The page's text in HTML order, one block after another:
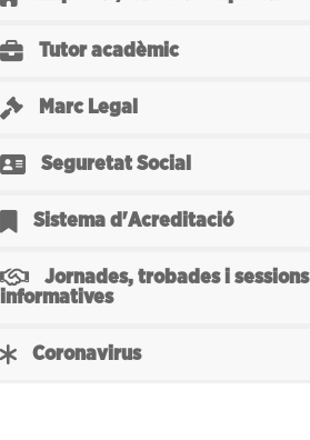
Tutor acadèmic
Marc Legal
Seguretat Social
Sistema d'Acreditació
Jornades, trobades i sessions
informatives
Coronavirus